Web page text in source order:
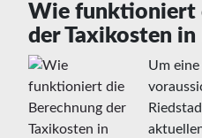
Wie funktioniert
der Taxikosten in
Um